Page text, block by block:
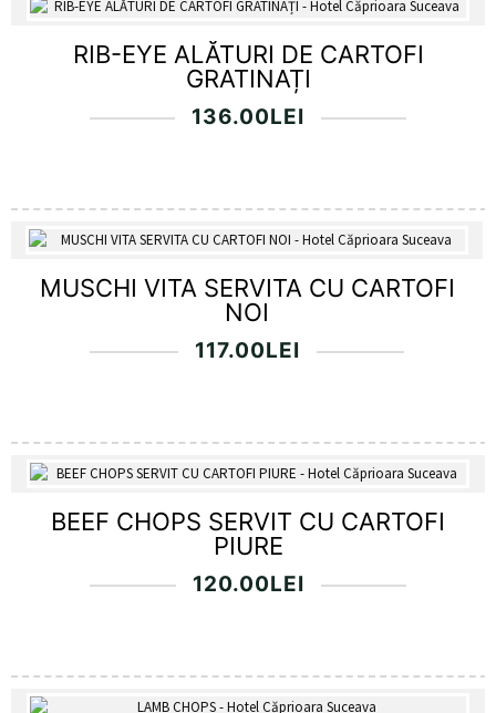
RIB-EYE ALĂTURI DE CARTOFI
GRATINAȚI
136.00LEI
MUSCHI VITA SERVITA CU CARTOFI
NOI
117.00LEI
BEEF CHOPS SERVIT CU CARTOFI
PIURE
120.00LEI